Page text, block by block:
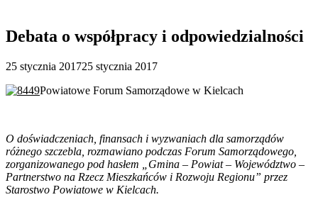
Debata o współpracy i odpowiedzialności
25 stycznia 201725 stycznia 2017
Powiatowe Forum Samorządowe w Kielcach
O doświadczeniach, finansach i wyzwaniach dla samorządów
różnego szczebla, rozmawiano podczas Forum Samorządowego,
zorganizowanego pod hasłem „Gmina – Powiat – Województwo –
Partnerstwo na Rzecz Mieszkańców i Rozwoju Regionu” przez
Starostwo Powiatowe w Kielcach.